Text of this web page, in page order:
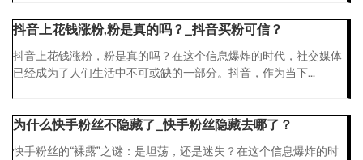
抖音上花钱涨粉,粉是真的吗？_抖音买粉可信？
抖音上花钱涨粉，粉是真的吗？在这个信息爆炸的时代，社交媒体
已经成为了人们生活中不可或缺的一部分。抖音，作为当下...
为什么快手粉丝不隐藏了_快手粉丝隐藏去哪了？
快手粉丝的“裸露”之谜：是坦荡，还是迷失？在这个信息爆炸的时